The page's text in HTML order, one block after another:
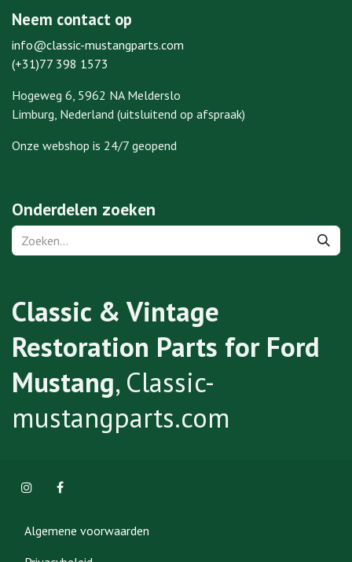
Neem contact op
info@classic-mustangparts.com
(+31)77 398 1573
Hogeweg 6, 5962 NA Melderslo
Limburg, Nederland (uitsluitend op afspraak)
Onze webshop is 24/7 geopend
Onderdelen zoeken
Classic & Vintage
Restoration Parts for Ford
Mustang, Classic-
mustangparts.com
Algemene voorwaarden